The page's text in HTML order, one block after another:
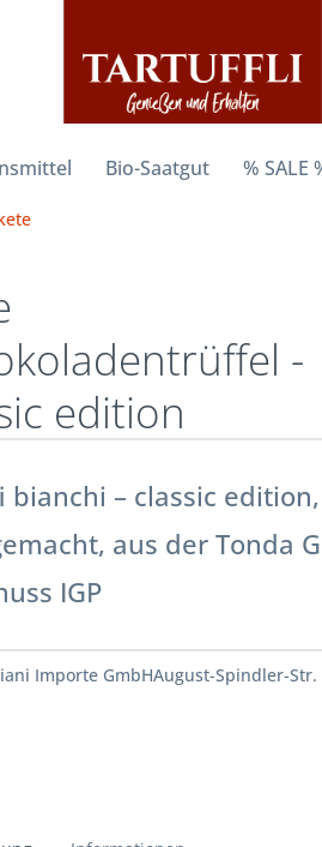
Bio-Saatgut % SALE
-
edition
bianchi – classic edition,
aus der Tonda
IGP
Importe GmbHAugust-Spindler-Str.